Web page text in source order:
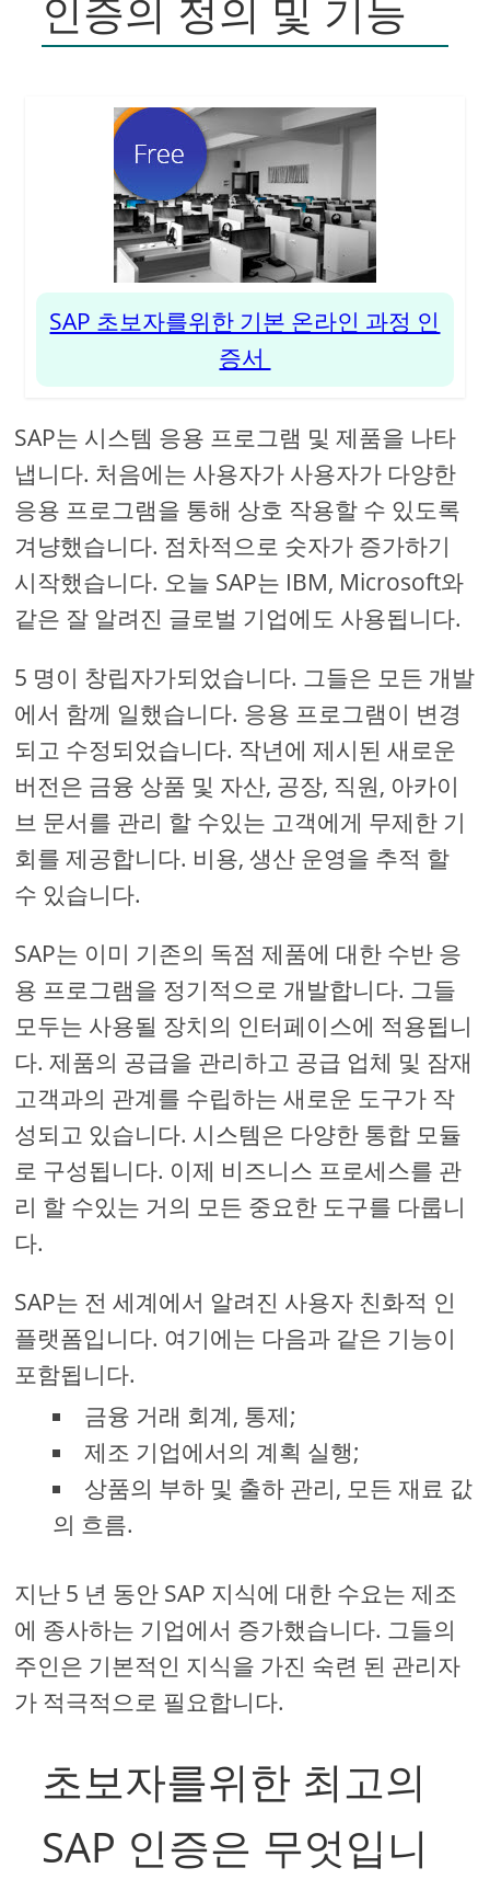
인증의 정의 및 기능
SAP 초보자를위한 기본 온라인 과정 인
증서
SAP는 시스템 응용 프로그램 및 제품을 나타
냅니다. 처음에는 사용자가 사용자가 다양한
응용 프로그램을 통해 상호 작용할 수 있도록
겨냥했습니다. 점차적으로 숫자가 증가하기
시작했습니다. 오늘 SAP는 IBM, Microsoft와
같은 잘 알려진 글로벌 기업에도 사용됩니다.
5 명이 창립자가되었습니다. 그들은 모든 개발
에서 함께 일했습니다. 응용 프로그램이 변경
되고 수정되었습니다. 작년에 제시된 새로운
버전은 금융 상품 및 자산, 공장, 직원, 아카이
브 문서를 관리 할 수있는 고객에게 무제한 기
회를 제공합니다. 비용, 생산 운영을 추적 할
수 있습니다.
SAP는 이미 기존의 독점 제품에 대한 수반 응
용 프로그램을 정기적으로 개발합니다. 그들
모두는 사용될 장치의 인터페이스에 적용됩니
다. 제품의 공급을 관리하고 공급 업체 및 잠재
고객과의 관계를 수립하는 새로운 도구가 작
성되고 있습니다. 시스템은 다양한 통합 모듈
로 구성됩니다. 이제 비즈니스 프로세스를 관
리 할 수있는 거의 모든 중요한 도구를 다룹니
다.
SAP는 전 세계에서 알려진 사용자 친화적 인
플랫폼입니다. 여기에는 다음과 같은 기능이
포함됩니다.
금융 거래 회계, 통제;
제조 기업에서의 계획 실행;
상품의 부하 및 출하 관리, 모든 재료 값
의 흐름.
지난 5 년 동안 SAP 지식에 대한 수요는 제조
에 종사하는 기업에서 증가했습니다. 그들의
주인은 기본적인 지식을 가진 숙련 된 관리자
가 적극적으로 필요합니다.
초보자를위한 최고의
SAP 인증은 무엇입니